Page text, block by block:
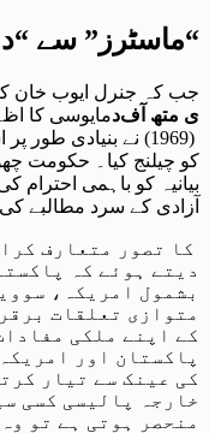
“ماسٹرز” سے
جب کہ جنرل ایوب خان
مایوسی کادی متھ آف
(1969) نے بنیادی
کو چیلنج کیا۔ حکومت
بیانیہ کو باہمی
آزادی کے سرد مطالبے
کا تصور متعارف
دیتے ہوئے کہ
بشمول امریکہ،
متوازی تعلقات
کے اپنے ملکی
پاکستان اور
کی عینک سے تیار
خارجہ پالیسی کسی
منحصر ہوتی ہے تو